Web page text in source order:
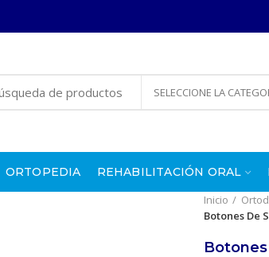
SELECCIONE LA
ORTOPEDIA REHABILITACIÓN ORAL
Inicio
Botones De
Botones